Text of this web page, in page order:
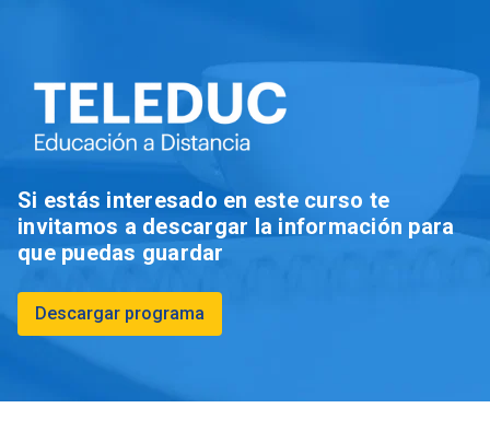
Si estás interesado en este curso te
invitamos a descargar la información para
que puedas guardar
Descargar programa